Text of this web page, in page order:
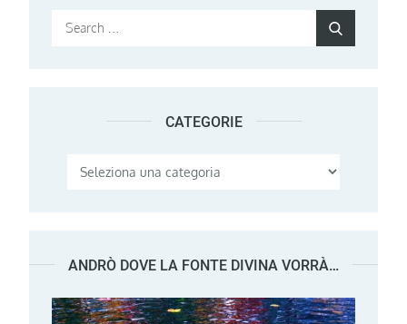
Search
CATEGORIE
Categorie
ANDRÒ DOVE LA FONTE DIVINA VORRÀ…